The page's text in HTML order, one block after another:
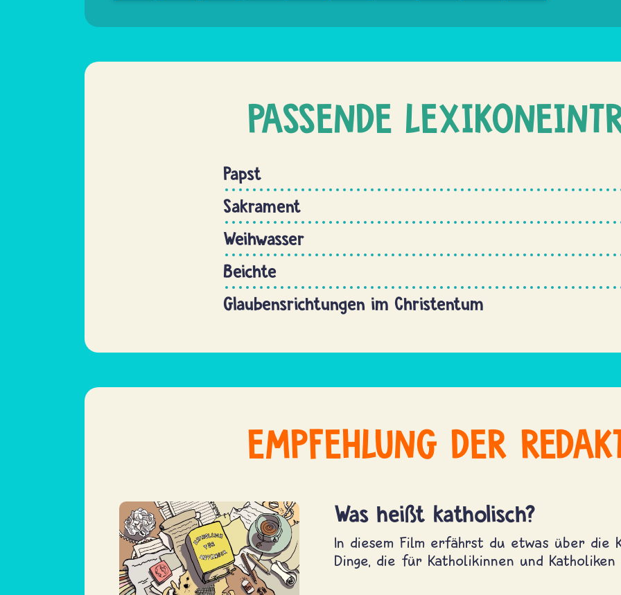
PASSENDE
Papst
Sakrament
Weihwasser
Beichte
Glaubensrichtungen im Christentum
EMPFEHLUNG DER
Was heißt katholisch?
In diesem Film erfährst du etwas über die
Dinge, die für Katholikinnen und Katholiken